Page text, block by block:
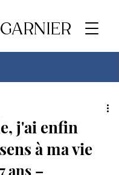
j'ai enfin
à ma vie
ans –